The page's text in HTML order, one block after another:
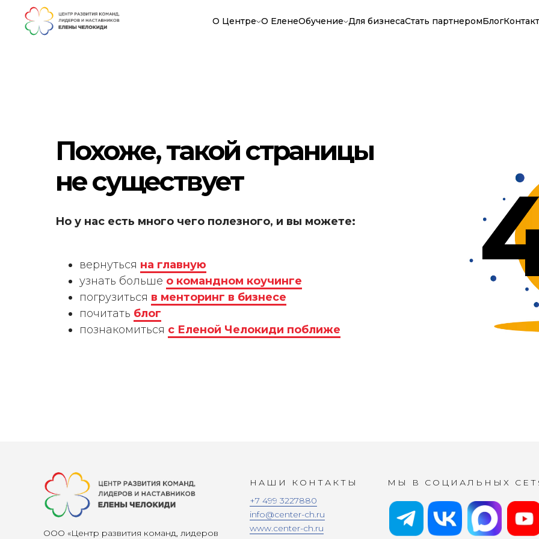
О Центре О ЕленеОбучение Для бизнесаСтать партнеромБлог
Похоже, такой страницы
не существует
Но у нас есть много чего полезного, и вы можете:
вернуться на главную
узнать больше о командном коучинге
погрузиться в менторинг в бизнесе
почитать блог
познакомиться с Еленой Челокиди поближе
+7 499 3227880
info@center-ch.ru
www.center-ch.ru
МЫ В СОЦИАЛЬНЫХ
НАШИ КОНТАКТЫ
ООО «Центр развития команд, лидеров